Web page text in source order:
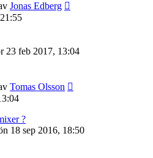
Jonas Edberg
23 feb 2017, 13:04
Tomas Olsson
?
18 sep 2016, 18:50